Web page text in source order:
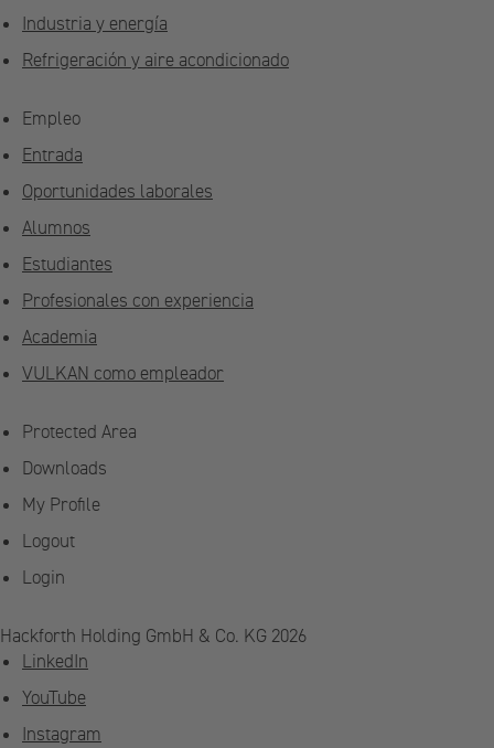
Industria y energía
Refrigeración y aire acondicionado
Empleo
Entrada
Oportunidades laborales
Alumnos
Estudiantes
Profesionales con experiencia
Academia
VULKAN como empleador
Protected Area
Downloads
My Profile
Logout
Login
Hackforth Holding GmbH & Co. KG 2026
LinkedIn
YouTube
Instagram